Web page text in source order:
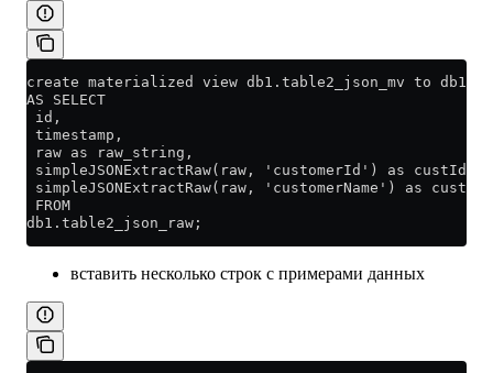
create materialized view db1.table2_json_mv to
AS SELECT
id,
timestamp,
raw as raw_string,
simpleJSONExtractRaw(raw, 'customerId') as custId,
simpleJSONExtractRaw(raw, 'customerName') as
FROM
db1.table2_json_raw;
вставить несколько строк с примерами данных